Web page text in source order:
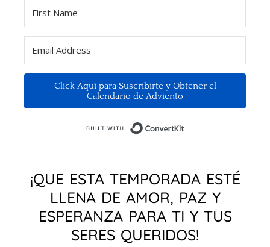
Click Aquí para Suscribirte y Obtener el
Calendario de Adviento
¡QUE ESTA TEMPORADA ESTÉ
LLENA DE AMOR, PAZ Y
ESPERANZA PARA TI Y TUS
SERES QUERIDOS!